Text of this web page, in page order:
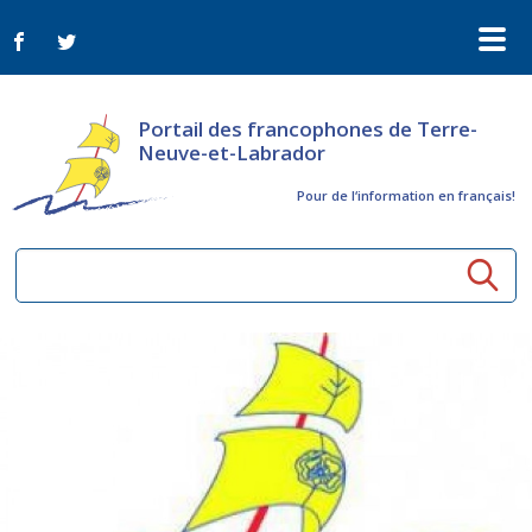
Portail des francophones de Terre-
Neuve-et-Labrador
Pour de l‘information en français!
Ressources communautaires
Activités à distance
Appels d'offres du secteur culturel
Plan de Développement Global
Bulletin Le FrancoTNL